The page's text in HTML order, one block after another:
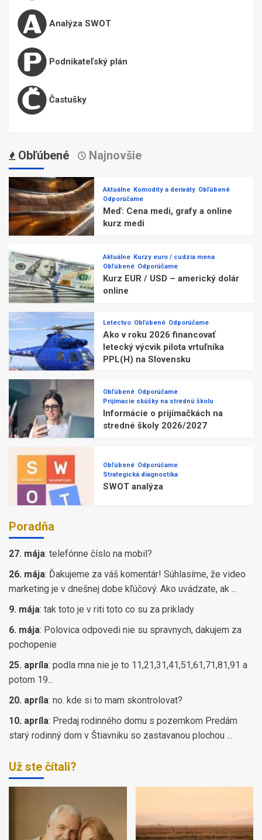
Analýza SWOT
Podnikateľský plán
Častušky
Obľúbené Najnovšie
Aktuálne Komodity a deriváty Obľúbené
Odporúčame
Meď: Cena medi, grafy a online
kurz medi
Aktuálne Kurzy euro / cudzia mena
Obľúbené Odporúčame
Kurz EUR / USD – americký dolár
online
Letectvo Obľúbené Odporúčame
Ako v roku 2026 financovať
letecký výcvik pilota vrtuľníka
PPL(H) na Slovensku
Obľúbené Odporúčame
Prijímacie skúšky na strednú školu
Informácie o prijímačkách na
stredné školy 2026/2027
Obľúbené Odporúčame
Strategická diagnostika
SWOT analýza
Poradňa
27. mája: telefónne číslo na mobil?
26. mája: Ďakujeme za váš komentár! Súhlasíme, že video
marketing je v dnešnej dobe kľúčový. Ako uvádzate, ak ...
9. mája: tak toto je v riti toto co su za priklady
6. mája: Polovica odpovedi nie su spravnych, dakujem za
pochopenie
25. apríla: podla mna nie je to 11,21,31,41,51,61,71,81,91 a
potom 19...
20. apríla: no. kde si to mam skontrolovat?
10. apríla: Predaj rodinného domu s pozemkom Predám
starý rodinný dom v Štiavniku so zastavanou plochou ...
Už ste čítali?